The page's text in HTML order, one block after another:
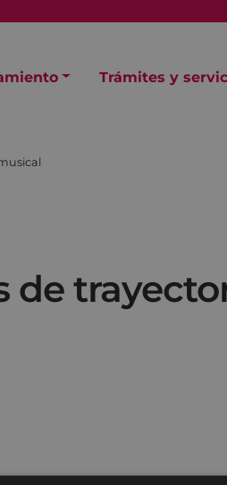
Trámites y
de